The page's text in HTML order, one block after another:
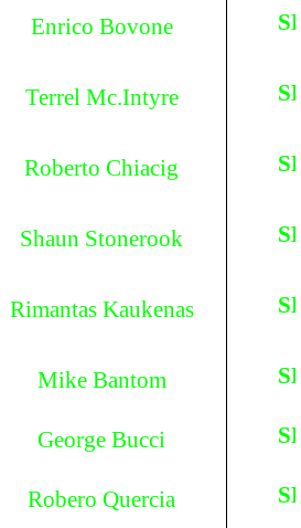
Enrico Bovone
Terrel Mc.Intyre
Roberto Chiacig
Shaun Stonerook
Rimantas Kaukenas
Mike Bantom
George Bucci
Robero Quercia